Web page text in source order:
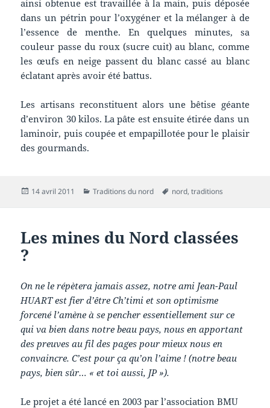
ainsi obtenue est travaillée à la main, puis déposée
dans un pétrin pour l’oxygéner et la mélanger à de
l’essence de menthe. En quelques minutes, sa
couleur passe du roux (sucre cuit) au blanc, comme
les œufs en neige passent du blanc cassé au blanc
éclatant après avoir été battus.
Les artisans reconstituent alors une bêtise géante
d’environ 30 kilos. La pâte est ensuite étirée dans un
laminoir, puis coupée et empapillotée pour le plaisir
des gourmands.
Publié
14 avril 2011 Catégories
Traditions du nord
Mots-
nord,traditions
Les mines du Nord classées
?
On ne le répètera jamais assez, notre ami Jean-Paul
HUART est fier d’être Ch’timi et son optimisme
forcené l’amène à se pencher essentiellement sur ce
qui va bien dans notre beau pays, nous en apportant
des preuves au fil des pages pour mieux nous en
convaincre. C’est pour ça qu’on l’aime ! (notre beau
pays, bien sûr… « et toi aussi, JP »).
Le projet a été lancé en 2003 par l’association BMU